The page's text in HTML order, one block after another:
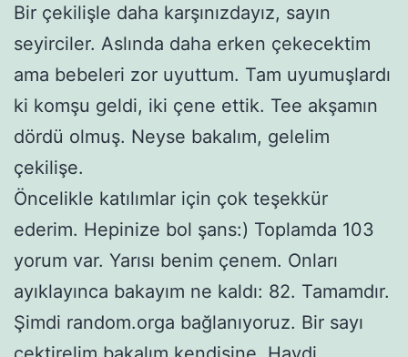
Bir çekilişle daha karşınızdayız, sayın
seyirciler. Aslında daha erken çekecektim
ama bebeleri zor uyuttum. Tam uyumuşlardı
ki komşu geldi, iki çene ettik. Tee akşamın
dördü olmuş. Neyse bakalım, gelelim
çekilişe.
Öncelikle katılımlar için çok teşekkür
ederim. Hepinize bol şans:) Toplamda 103
yorum var. Yarısı benim çenem. Onları
ayıklayınca bakayım ne kaldı: 82. Tamamdır.
Şimdi random.orga bağlanıyoruz. Bir sayı